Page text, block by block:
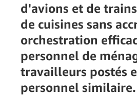
d'avions et de
de cuisines sans
orchestration
personnel de
travailleurs postés
personnel similaire.